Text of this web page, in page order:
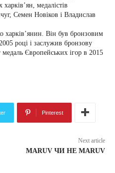
медалістів
Семен Новіков і Владислав
Він був бронзовим
році і заслужив бронзову
медаль Європейських ігор в 2015
Pinterest
Next article
MARUV ЧИ НЕ MARUV